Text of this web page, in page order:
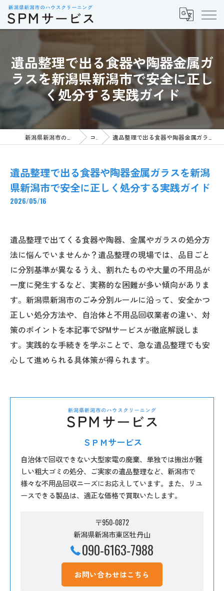
遺品整理で出る食器や陶器金属ガ
ラスを新潟県新潟市で安全に正し
く処分する実践ガイド
コラム 遺品整理で出る食器や陶器金属ガラスを新潟県新潟市で安全に正しく処分する実践ガイド
遺品整理で出る食器や陶器金属ガラスを新潟
県新潟市で安全に正しく処分する実践ガイド
2026/05/16
遺品整理で出てくる食器や陶器、金属やガラスの処分方
法に悩んでいませんか？遺品整理の現場では、品目ごと
に分別基準が異なるうえ、割れたものや大量の不用品が
一度に発生するなど、実務的な困難が多い傾向がありま
す。新潟県新潟市のごみ分別ルールに沿って、安全かつ
正しい処分方法や、自治体と不用品回収業者の違い、対
策のポイントを本記事でSPMサービスが徹底解説しま
す。実践的な手続きを学ぶことで、急な遺品整理でも安
心して進められる具体策が得られます。
ＳＰＭサービス
自治体で回収できない大型家電の廃棄、単独では搬出が難
しい粗大ゴミの処分、ご実家の遺品整理など、新潟市で
様々な不用品回収ニーズにお応えしています。また、リユ
ースできる製品は、適正な価格で買取いたします。
〒950-0872
新潟県新潟市東区牡丹山
090-6163-7988
お問い合わせはこちら